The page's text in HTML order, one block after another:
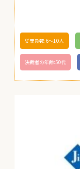
従業員数:6～10人
決裁者の年齢:50代